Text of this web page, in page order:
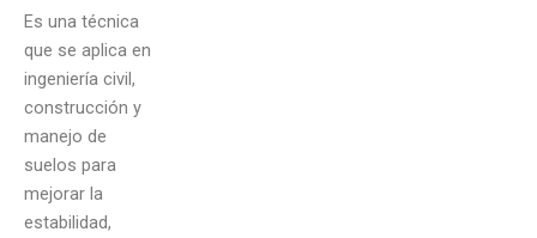
Es una técnica
que se aplica en
ingeniería civil,
construcción y
manejo de
suelos para
mejorar la
estabilidad,